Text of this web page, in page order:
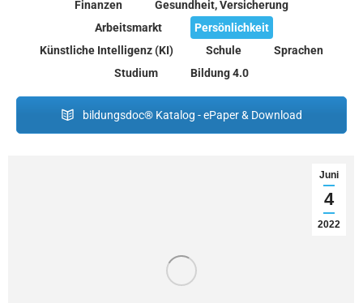
Finanzen
Gesundheit, Versicherung
Arbeitsmarkt
Persönlichkeit
Künstliche Intelligenz (KI)
Schule
Sprachen
Studium
Bildung 4.0
bildungsdoc® Katalog - ePaper & Download
Juni
4
2022